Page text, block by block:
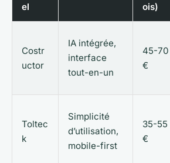
el
ois)
Costr
uctor
IA intégrée,
interface
tout-en-un
45-70
€
Toltec
k
Simplicité
d’utilisation,
mobile-first
35-55
€